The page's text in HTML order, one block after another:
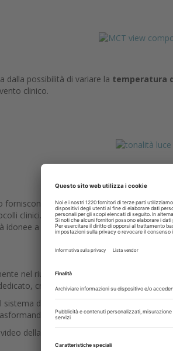
dalla possibilità di variare la temperatura
clinico.
forniscono una documentazione molto
clinici. Inoltre ai sensi della Legge 219
idonee a documentare l'acquisizione del
nel riunito, installata a soffitto o a
creando un archivio digitale dai
sistema di illuminazione MCT View
ogni atto clinico in una attività
della MCT View,